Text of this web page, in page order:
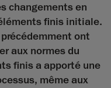
changements en
finis initiale.
ont
aux normes du
finis a apporté une
même aux